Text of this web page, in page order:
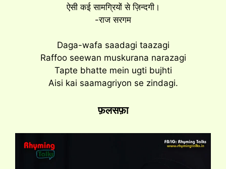
ऐसी कई सामग्रियों से ज़िन्दगी।
-राज सरगम
Daga-wafa saadagi taazagi
Raffoo seewan muskurana narazagi
Tapte bhatte mein ugti bujhti
Aisi kai saamagriyon se zindagi.
फ़लसफ़ा